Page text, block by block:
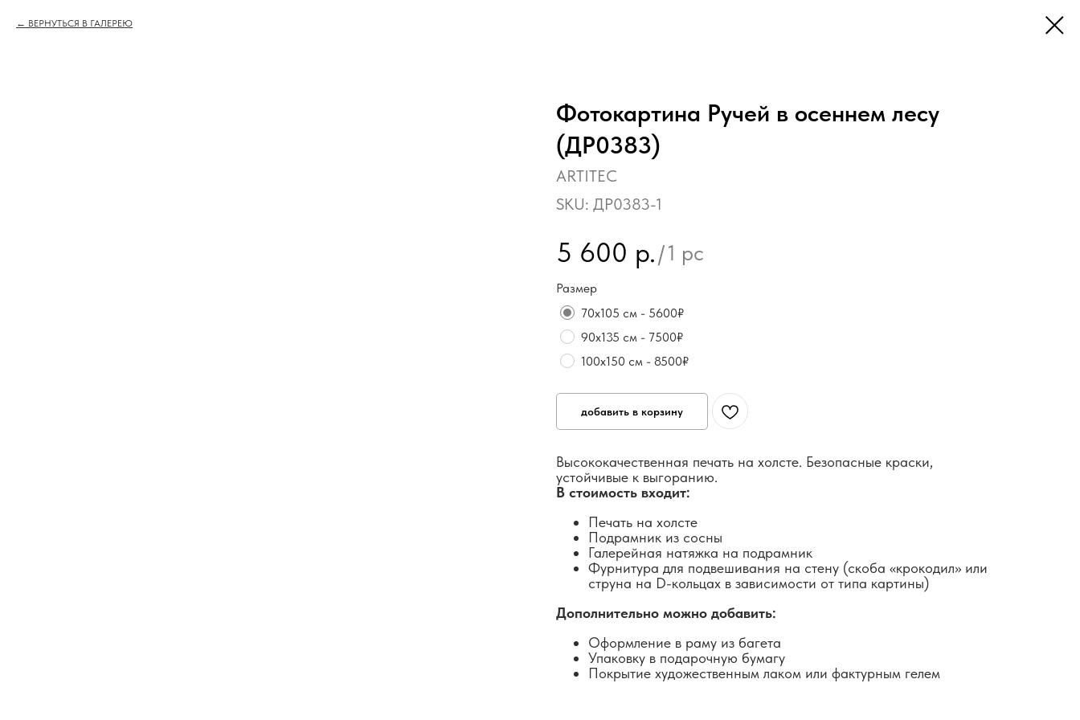
ВЕРНУТЬСЯ В ГАЛЕРЕЮ
Фотокартина Ручей в осеннем лесу
(ДР0383)
ARTITEC
SKU: ДР0383-1
5 600 р./1 pc
Размер
70х105 см - 5600₽
90х135 см - 7500₽
100х150 см - 8500₽
добавить в корзину
Высококачественная печать на холсте. Безопасные краски,
устойчивые к выгоранию.
В стоимость входит:
Печать на холсте
Подрамник из сосны
Галерейная натяжка на подрамник
Фурнитура для подвешивания на стену (скоба «крокодил» или
струна на D-кольцах в зависимости от типа картины)
Дополнительно можно добавить:
Оформление в раму из багета
Упаковку в подарочную бумагу
Покрытие художественным лаком или фактурным гелем